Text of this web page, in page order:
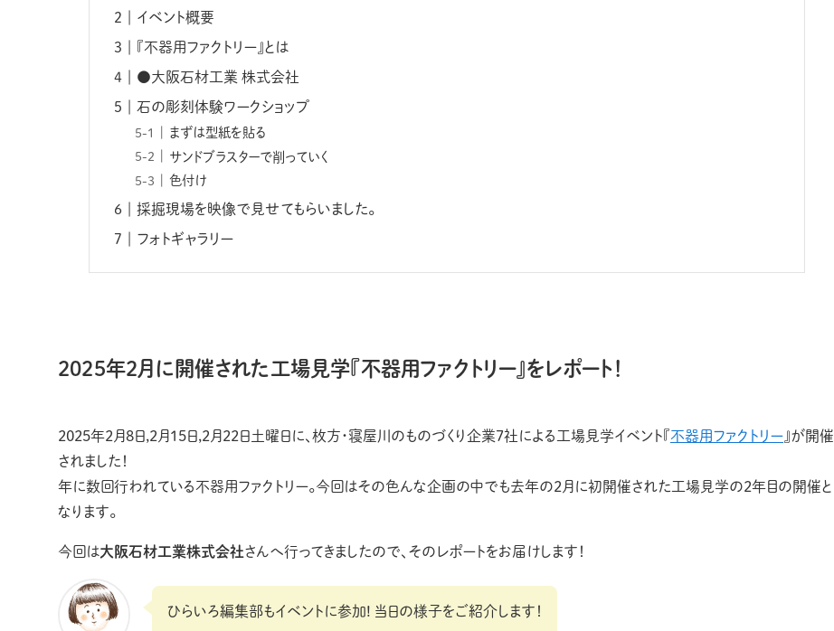
イベント概要
『不器用ファクトリー』とは
●大阪石材工業 株式会社
石の彫刻体験ワークショップ
まずは型紙を貼る
サンドブラスターで削っていく
色付け
採掘現場を映像で見せてもらいました。
フォトギャラリー
2025年2月に開催された工場見学『不器用ファクトリー』をレポート！
2025年2月8日,2月15日,2月22日土曜日に、枚方・寝屋川のものづくり企業7社による工場見学イベント『不器用ファクトリー 』が開催
されました！
年に数回行われている不器用ファクトリー。今回はその色んな企画の中でも去年の2月に初開催された工場見学の2年目の開催と
なります。
今回は大阪石材工業株式会社さんへ行ってきましたので、そのレポートをお届けします！
ひらいろ編集部もイベントに参加! 当日の様子をご紹介します！